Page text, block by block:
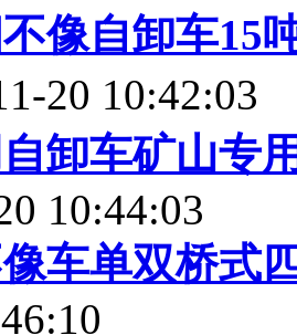
像自卸车15
20 10:42:03
卸车矿山专
10:44:03
车单双桥式